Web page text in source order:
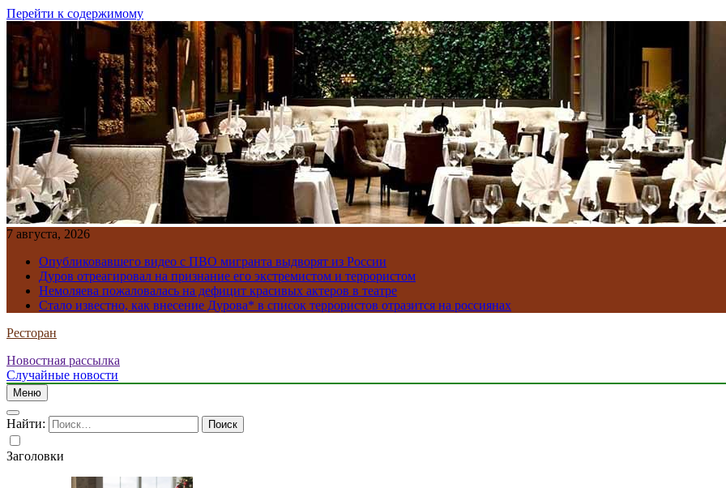
Перейти к содержимому
7 августа, 2026
Опубликовавшего видео с ПВО мигранта выдворят из России
Дуров отреагировал на признание его экстремистом и террористом
Немоляева пожаловалась на дефицит красивых актеров в театре
Стало известно, как внесение Дурова* в список террористов отразится на россиянах
Ресторан
Новостная рассылка
Случайные новости
Меню
Найти:
Заголовки